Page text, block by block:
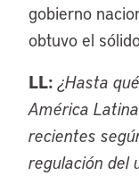
gobierno
obtuvo el
LL: ¿Hasta
América
recientes
regulación del